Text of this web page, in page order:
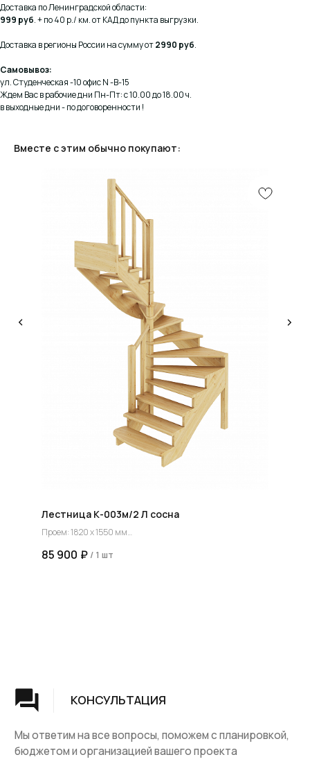
Доставка по Ленинградской области:
999 руб. + по 40 р./ км. от КАД до пункта выгрузки.
Доставка в регионы России на сумму от2990 руб.
Самовывоз:
ул. Студенческая -10 офис N -В-15
Ждем Вас в рабочие дни Пн-Пт: с 10.00 до 18.00 ч.
в выходные дни - по договоренности !
Вместе с этим обычно покупают:
Лестница К-003м/2 Л сосна
Проем: 1820 х 1550 мм
85 900 ₽ / 1 шт
Опытные специалисты помогут Вам с дизайном
проекта, подберут нужные материалы и крепежи
КОНСУЛЬТАЦИЯ
Мы ответим на все вопросы, поможем с планировкой,
бюджетом и организацией вашего проекта
Мы предоставляем полную установку и сборку
лестницы с доставкой и гарантией на продукт
Вопросы и ответы
Наши работы
Скидки и акции
На металокаркасе
Мебель
Лестницы на заказ
ДПК, термодревесина